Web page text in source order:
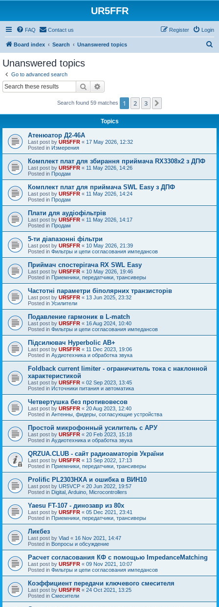
UR5FFR
FAQ Contact us Login
Register
Board index Search Unanswered topics
Unanswered topics
Go to advanced search
Search
Search found 59 matches 1 2 3
Topics
Атенюатор Д2-46А
Last post by UR5FFR « 17 May 2026, 12:32
Posted in Измерения
Комплект плат для збирання приймача RX3308x2 з ДПФ
Last post by UR5FFR « 11 May 2026, 14:26
Posted in Продам
Комплект плат для приймача SWL Easy з ДПФ
Last post by UR5FFR « 11 May 2026, 14:24
Posted in Продам
Плати для аудіофільтрів
Last post by UR5FFR « 11 May 2026, 14:17
Posted in Продам
5-ти діапазонні фільтри
Last post by UR5FFR « 10 May 2026, 21:39
Posted in Фильтры и цепи согласования импедансов
Приймач спостерігача RX SWL Easy
Last post by UR5FFR « 10 May 2026, 19:46
Posted in Приемники, передатчики, трансиверы
Частотні параметри біполярних транзисторів
Last post by UR5FFR « 13 Jun 2025, 23:32
Posted in Усилители
Подавление гармоник в L-match
Last post by UR5FFR « 16 Aug 2024, 10:40
Posted in Фильтры и цепи согласования импедансов
Підсилювач Hyperbolic AB+
Last post by UR5FFR « 11 Dec 2023, 19:06
Posted in Аудиотехника и обработка звука
Foldback current limiter - ограничитель тока с наклонной
характеристикой
Last post by UR5FFR « 02 Sep 2023, 13:45
Posted in Источники питания и автоматика
Четвертушка без противовесов
Last post by UR5FFR « 20 Aug 2023, 12:40
Posted in Антенны, фидеры, согласующие устройства
Простой микрофонный усилитель с АРУ
Last post by UR5FFR « 20 Feb 2023, 15:18
Posted in Аудиотехника и обработка звука
QRZUA.CLUB - сайт радиоаматорів України
Last post by UR5FFR « 13 Sep 2022, 17:13
Posted in Приемники, передатчики, трансиверы
Prolific PL2303HXA и ошибка в ВИН10
Last post by UR5VCP « 20 Jun 2022, 19:57
Posted in Digital, Arduino, Microcontrollers
Yaesu FT-107 - динозавр из 80х
Last post by UR5FFR « 05 Dec 2021, 23:41
Posted in Приемники, передатчики, трансиверы
Ликбез
Last post by Vlad « 16 Nov 2021, 14:47
Posted in Вопросы и обсуждение
Расчет согласования КФ с помощью ImpedanceMatching
Last post by UR5FFR « 09 Nov 2021, 10:07
Posted in Фильтры и цепи согласования импедансов
Коэффициент передачи ключевого смесителя
Last post by UR5FFR « 24 Oct 2021, 13:25
Posted in Смесители